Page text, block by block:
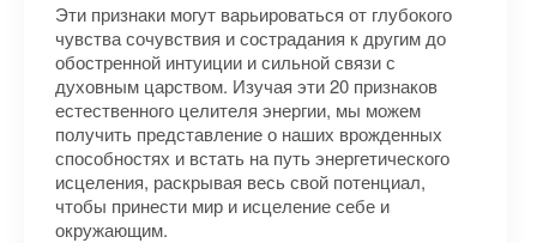
Эти признаки могут варьироваться от глубокого
чувства сочувствия и сострадания к другим до
обостренной интуиции и сильной связи с
духовным царством. Изучая эти 20 признаков
естественного целителя энергии, мы можем
получить представление о наших врожденных
способностях и встать на путь энергетического
исцеления, раскрывая весь свой потенциал,
чтобы принести мир и исцеление себе и
окружающим.